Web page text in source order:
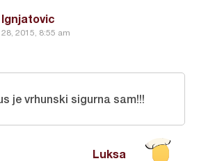
2015, 8:55 am
Luksa
je vrhunski sigurna sam!!!